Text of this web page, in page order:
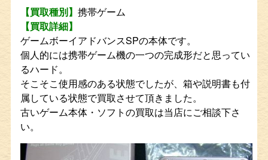
【買取種別】 携帯ゲーム
【買取詳細】
ゲームボーイアドバンスSPの本体です。
個人的には携帯ゲーム機の一つの完成形だと思ってい
るハード。
そこそこ使用感のある状態でしたが、箱や説明書も付
属している状態で買取させて頂きました。
古いゲーム本体・ソフトの買取は当店にご相談下さ
い。